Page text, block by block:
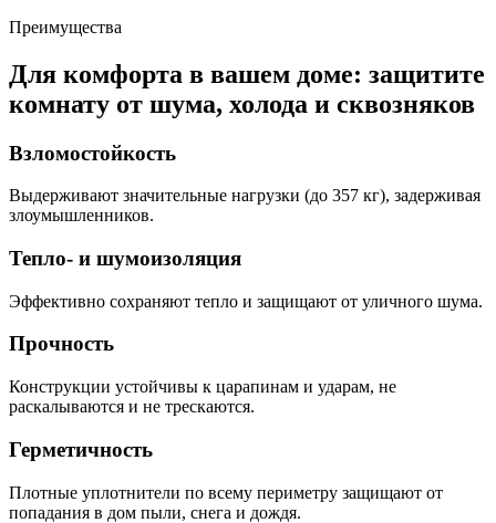
Преимущества
Для комфорта в вашем доме: защитите
комнату от шума, холода и сквозняков
Взломостойкость
Выдерживают значительные нагрузки (до 357 кг), задерживая
злоумышленников.
Тепло- и шумоизоляция
Эффективно сохраняют тепло и защищают от уличного шума.
Прочность
Конструкции устойчивы к царапинам и ударам, не
раскалываются и не трескаются.
Герметичность
Плотные уплотнители по всему периметру защищают от
попадания в дом пыли, снега и дождя.